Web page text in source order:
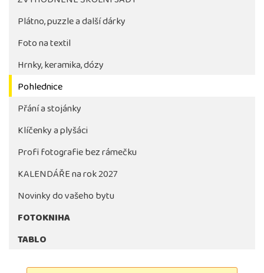
Tlačítko pro stažení fotografie bude aktivni až po
objednávky školy
Plátno, puzzle a další dárky
Foto na textil
Hrnky, keramika, dózy
Pohlednice
Přání a stojánky
Klíčenky a plyšáci
Profi fotografie bez rámečku
KALENDÁŘE na rok 2027
Novinky do vašeho bytu
FOTOKNIHA
TABLO